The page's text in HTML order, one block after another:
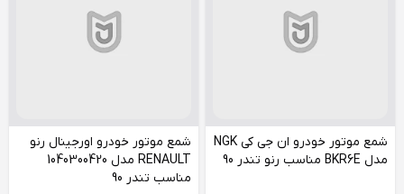
شمع موتور خودرو ان جی کی NGK
مدل BKR6E مناسب رنو تندر 90
شمع موتور خودرو اورجینال رنو
RENAULT مدل 1040300420
مناسب تندر 90